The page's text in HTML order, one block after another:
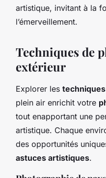
artistique, invitant à la
l’émerveillement.
Techniques de
extérieur
Explorer les
plein air enrichit votre
tout enapportant une
artistique. Chaque
des opportunités
astuces artistiques.